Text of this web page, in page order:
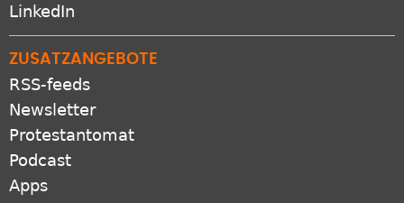
LinkedIn
ZUSATZANGEBOTE
RSS-feeds
Newsletter
Protestantomat
Podcast
Apps